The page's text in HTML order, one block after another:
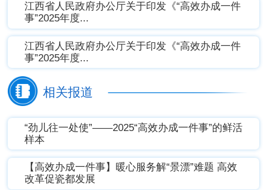
个人身后
二手车交易
江西省人民政府办公厅关于印发《“高效办成一件
事”2025年度...
江西省人民政府办公厅关于印发《“高效办成一件
事”2025年度...
相关报道
“劲儿往一处使”——2025“高效办成一件事”的鲜活
样本
【高效办成一件事】暖心服务解“景漂”难题 高效
改革促瓷都发展